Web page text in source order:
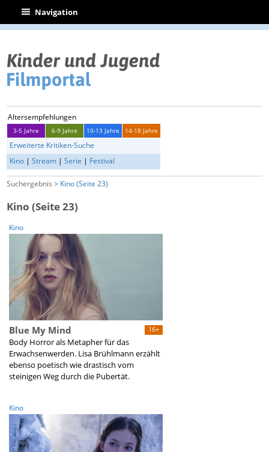
| Navigation
Altersempfehlungen
3-5 Jahre 6-9 Jahre 10-13 Jahre 14-18 Jahre
Erweiterte Kritiken-Suche
Kino |Stream |Serie | Festival
Suchergebnis > Kino (Seite 23)
Kino (Seite 23)
Kino
16+
Blue My Mind
Body Horror als Metapher für das
Erwachsenwerden. Lisa Brühlmann erzählt
ebenso poetisch wie drastisch vom
steinigen Weg durch die Pubertät.
Kino